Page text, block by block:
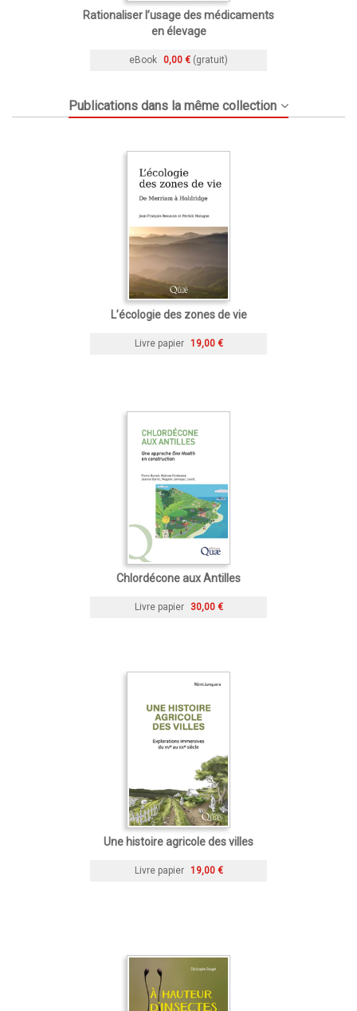
Rationaliser l’usage des médicaments
en élevage
eBook 0,00 € (gratuit)
Publications dans la même collection
L’écologie des zones de vie
Livre papier 19,00 €
Chlordécone aux Antilles
Livre papier 30,00 €
Une histoire agricole des villes
Livre papier 19,00 €